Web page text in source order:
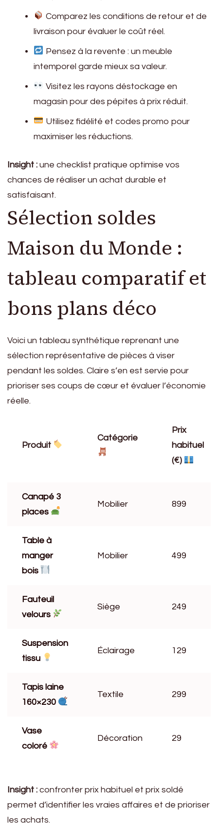
Comparez les conditions de retour et de
livraison pour évaluer le coût réel.
Pensez à la revente : un meuble
intemporel garde mieux sa valeur.
Visitez les rayons déstockage en
magasin pour des pépites à prix réduit.
Utilisez fidélité et codes promo pour
maximiser les réductions.
Insight : une checklist pratique optimise vos
chances de réaliser un achat durable et
satisfaisant.
Sélection soldes
Maison du Monde :
tableau comparatif et
bons plans déco
Voici un tableau synthétique reprenant une
sélection représentative de pièces à viser
pendant les soldes. Claire s’en est servie pour
prioriser ses coups de cœur et évaluer l’économie
réelle.
Produit
Catégorie
Prix
habituel
(€)
Canapé 3
places
Mobilier 899
Table à
manger
bois
Mobilier 499
Fauteuil
velours
Siège 249
Suspension
tissu
Éclairage 129
Tapis laine
160×230
Textile 299
Vase
coloré
Décoration 29
Insight : confronter prix habituel et prix soldé
permet d’identifier les vraies affaires et de prioriser
les achats.